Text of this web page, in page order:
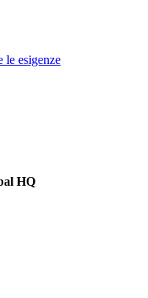
le esigenze
HQ